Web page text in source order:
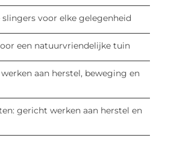
slingers voor elke gelegenheid
een natuurvriendelijke tuin
aan herstel, beweging en
gericht werken aan herstel en